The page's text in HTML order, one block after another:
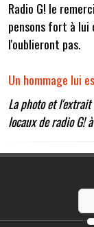
Radio G! le
pensons fort à lui
l'oublieront pas.
Un hommage lui
La photo et
locaux de radio G!